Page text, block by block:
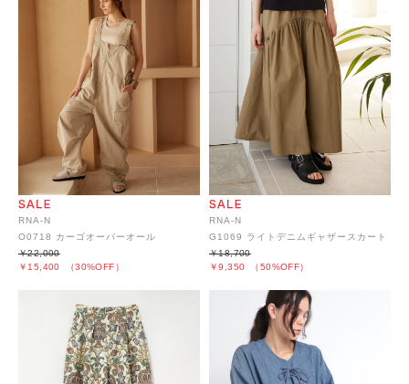
RNA-N
O0718 カーゴオーバーオール
￥15,400 （30%OFF）
￥22,000
RNA-N
G1069 ライトデニムギャザースカート
￥9,350 （50%OFF）
￥18,700